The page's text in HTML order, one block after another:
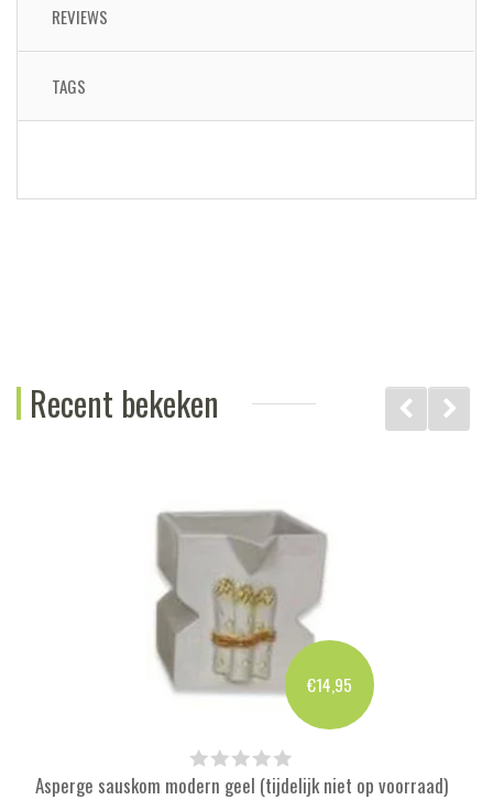
REVIEWS
TAGS
Recent bekeken
€14,95
Asperge sauskom modern geel (tijdelijk niet op voorraad)